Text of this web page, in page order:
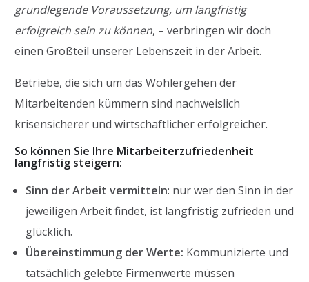
grundlegende Voraussetzung, um langfristig
erfolgreich sein zu können, – verbringen wir doch
einen Großteil unserer Lebenszeit in der Arbeit.
Betriebe, die sich um das Wohlergehen der
Mitarbeitenden kümmern sind nachweislich
krisensicherer und wirtschaftlicher erfolgreicher.
So können Sie Ihre Mitarbeiterzufriedenheit
langfristig steigern:
Sinn der Arbeit vermitteln: nur wer den Sinn in der
jeweiligen Arbeit findet, ist langfristig zufrieden und
glücklich.
Übereinstimmung der Werte: Kommunizierte und
tatsächlich gelebte Firmenwerte müssen